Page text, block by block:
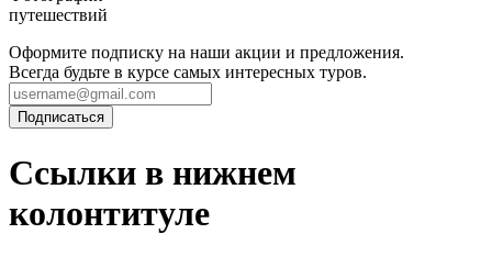
путешествий
Оформите подписку на наши акции и предложения.
Всегда будьте в курсе самых интересных туров.
Ссылки в нижнем
колонтитуле